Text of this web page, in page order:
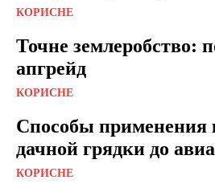
КОРИСНЕ
Точне землеробство:
апгрейд
КОРИСНЕ
Способы применения
дачной грядки до
КОРИСНЕ